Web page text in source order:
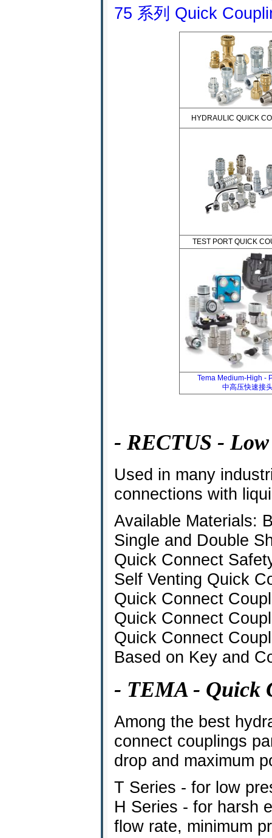
75 系列 Quick
HYDRAULIC QUICK
TEST PORT QUICK
Tema Medium-High -
中高压快速接
- RECTUS -
Used in many
connections with
Available Materials:
Single and Double
Quick Connect
Self Venting Quick
Quick Connect
Quick Connect
Quick Connect
Based on Key and
- TEMA - Quick
Among the best
connect couplings
drop and maximum
T Series - for low
H Series - for harsh
flow rate, minimum